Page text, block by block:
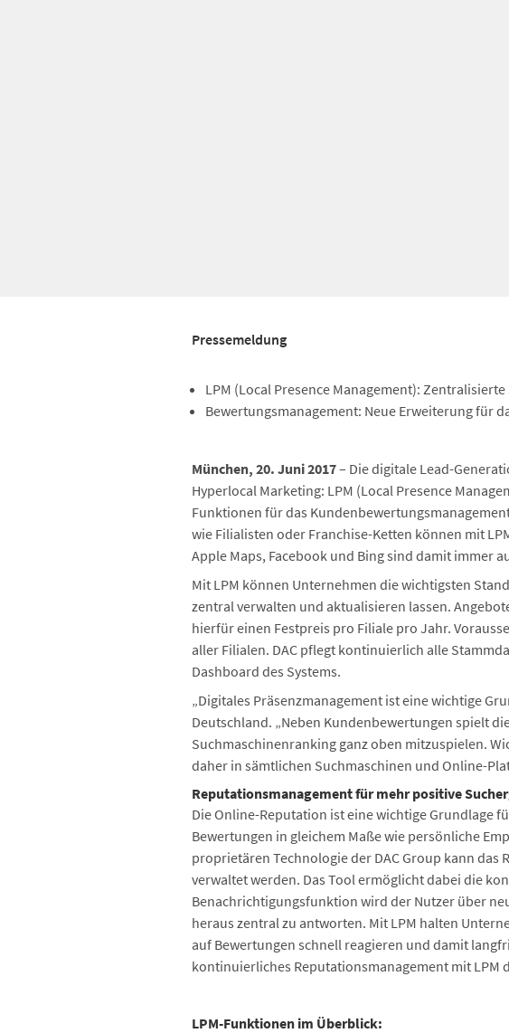
Pressemeldung
LPM (Local Presence Management):
Bewertungsmanagement: Neue Erweiterung für
München, 20. Juni 2017– Die digitale Lead-
Hyperlocal Marketing: LPM (Local Presence
Funktionen für das
wie Filialisten oder Franchise-Ketten können mit
Apple Maps, Facebook und Bing sind damit immer
Mit LPM können Unternehmen die wichtigsten
zentral verwalten und aktualisieren lassen.
hierfür einen Festpreis pro Filiale pro Jahr.
aller Filialen. DAC pflegt kontinuierlich alle
Dashboard des Systems.
„Digitales Präsenzmanagement ist eine wichtige
Deutschland. „Neben Kundenbewertungen spielt
Suchmaschinenranking ganz oben mitzuspielen.
daher in sämtlichen Suchmaschinen und Online-
Reputationsmanagement für mehr positive
Die Online-Reputation ist eine wichtige Grundlage
Bewertungen in gleichem Maße wie persönliche
proprietären Technologie der DAC Group kann
verwaltet werden. Das Tool ermöglicht dabei die
Benachrichtigungsfunktion wird der Nutzer über
heraus zentral zu antworten. Mit LPM halten
auf Bewertungen schnell reagieren und damit
kontinuierliches Reputationsmanagement mit LPM
LPM-Funktionen im Überblick: